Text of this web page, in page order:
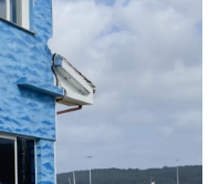
pescados e mariscos do
no teléfono 981 728 100,
e mariscos